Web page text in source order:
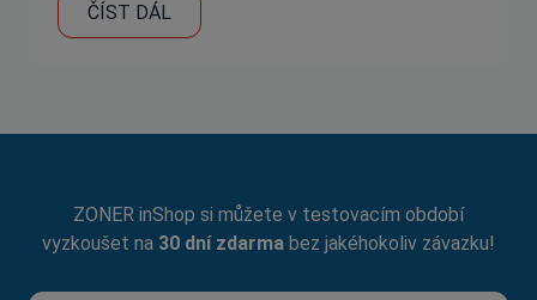
ČÍST DÁL
ZONER inShop si můžete v testovacím období
vyzkoušet na 30 dní zdarma bez jakéhokoliv závazku!